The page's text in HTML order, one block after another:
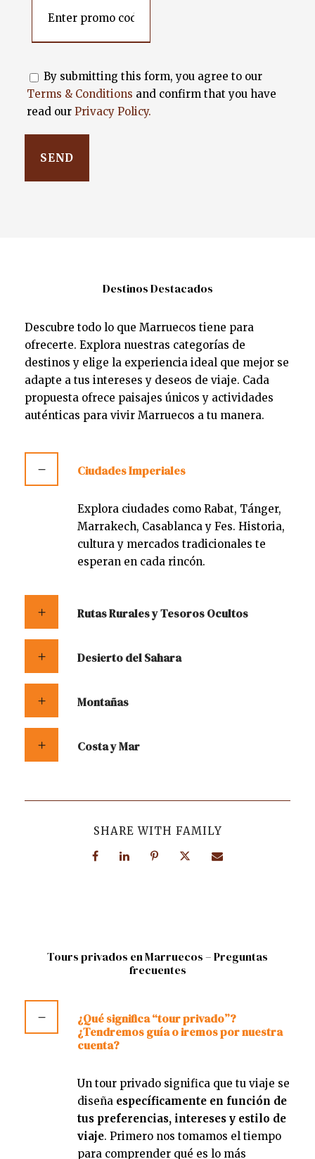
By submitting this form, you agree to our
Terms & Conditions and confirm that you have
read our Privacy Policy.
Destinos Destacados
Descubre todo lo que Marruecos tiene para
ofrecerte. Explora nuestras categorías de
destinos y elige la experiencia ideal que mejor se
adapte a tus intereses y deseos de viaje. Cada
propuesta ofrece paisajes únicos y actividades
auténticas para vivir Marruecos a tu manera.
Ciudades Imperiales
Explora ciudades como Rabat, Tánger,
Marrakech, Casablanca y Fes. Historia,
cultura y mercados tradicionales te
esperan en cada rincón.
Rutas Rurales y Tesoros Ocultos
Desierto del Sahara
Montañas
Costa y Mar
SHARE WITH FAMILY
Tours privados en Marruecos – Preguntas
frecuentes
¿Qué significa “tour privado”?
¿Tendremos guía o iremos por nuestra
cuenta?
Un tour privado significa que tu viaje se
diseña específicamente en función de
tus preferencias, intereses y estilo de
viaje. Primero nos tomamos el tiempo
para comprender qué es lo más